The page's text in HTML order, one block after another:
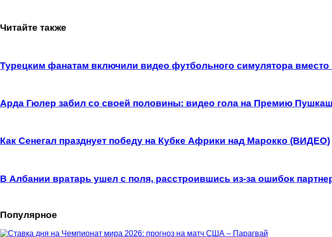
Читайте также
Турецким фанатам включили видео футбольного симулятора
Арда Гюлер забил со своей половины: видео гола на Премию
Как Сенегал празднует победу на Кубке Африки над Марокко (ВИДЕО)
В Албании вратарь ушел с поля, расстроившись из-за ошибок
Популярное